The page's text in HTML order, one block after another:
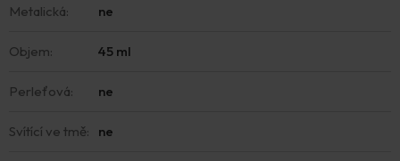
Metalická: ne
Objem: 45 ml
Perleťová: ne
Svítící ve tmě: ne